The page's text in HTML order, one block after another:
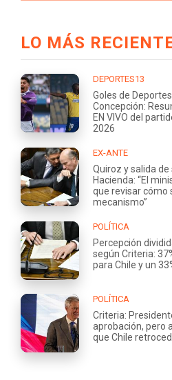
LO MÁS
DEPORTES13
Goles de
Concepción:
EN VIVO del
2026
EX-ANTE
Quiroz y salida
Hacienda: “El
que revisar cómo
mecanismo”
POLÍTICA
Percepción
según Criteria:
para Chile y un
POLÍTICA
Criteria:
aprobación, pero
que Chile